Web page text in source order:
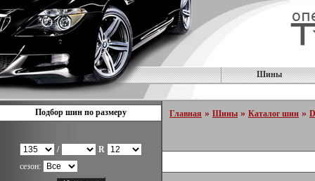
Шины
Подбор шин по размеру
/
R
сезон:
Главная » Шины » Каталог шин »